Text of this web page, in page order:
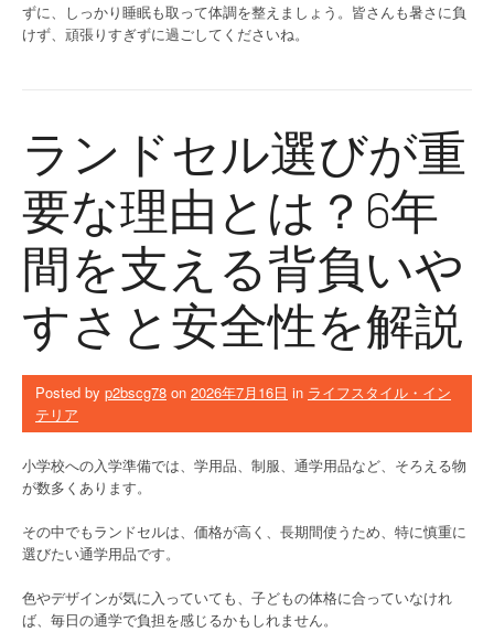
ずに、しっかり睡眠も取って体調を整えましょう。皆さんも暑さに負
けず、頑張りすぎずに過ごしてくださいね。
ランドセル選びが重
要な理由とは？6年
間を支える背負いや
すさと安全性を解説
Posted by p2bscg78 on 2026年7月16日 in ライフスタイル・イン
テリア
小学校への入学準備では、学用品、制服、通学用品など、そろえる物
が数多くあります。
その中でもランドセルは、価格が高く、長期間使うため、特に慎重に
選びたい通学用品です。
色やデザインが気に入っていても、子どもの体格に合っていなけれ
ば、毎日の通学で負担を感じるかもしれません。